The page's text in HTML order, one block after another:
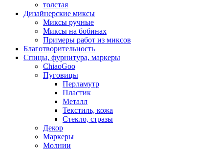
толстая
Дизайнерские миксы
Миксы ручные
Миксы на бобинах
Примеры работ из миксов
Благотворительность
Спицы, фурнитура, маркеры
ChiaoGoo
Пуговицы
Перламутр
Пластик
Металл
Текстиль, кожа
Стекло, стразы
Декор
Маркеры
Молнии